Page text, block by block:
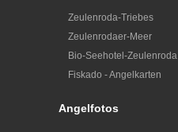
Zeulenroda-Triebes
Zeulenrodaer-Meer
Bio-Seehotel-Zeulenroda
Fiskado - Angelkarten
Angelfotos